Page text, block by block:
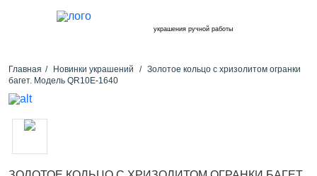
украшения ручной работы
Главная Новинки украшений
Золотое кольцо с хризолитом огранки
багет. Модель QR10E-1640